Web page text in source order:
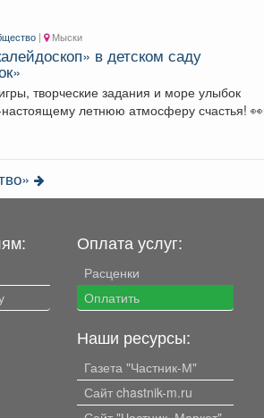
| Мыски
в детском саду
творческие задания и море улыбок
летнюю атмосферу счастья! 👀Кто
Оплата услуг:
Расценки
Оплатить
Наши ресурсы:
Газета "Частник-М"
Сайт chastnik-m.ru